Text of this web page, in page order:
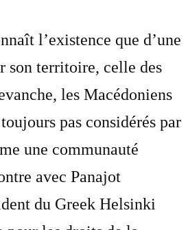
l’existence que d’une
son territoire, celle des
les Macédoniens
pas considérés par
une communauté
avec Panajot
du Greek Helsinki